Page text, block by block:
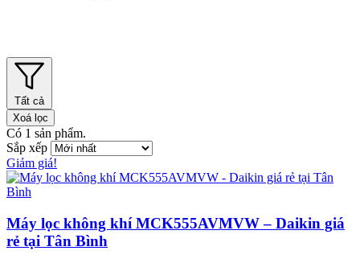
Tất cả
Xoá lọc
Có 1 sản phẩm.
Sắp xếp
Giảm giá!
Máy lọc không khí MCK555AVMVW – Daikin giá
rẻ tại Tân Bình